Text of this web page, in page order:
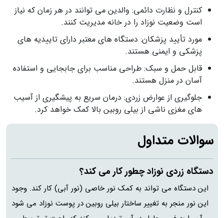
کنترل و نظارت دائمی: والدین می‌ توانند در هر زمان که نیاز
است وضعیت نوزاد را در خانه مدیریت کنند.
مورد تأیید پزشکان: دستگاه‌ های معتبر دارای تاییدیه‌ های
پزشکی و ایمنی هستند.
قابل حمل و سبک: طراحی مناسب برای جابجایی و استفاده
آسان در منزل هستند.
جلوگیری از عوارض زردی: درمان سریع به پیشگیری از آسیب‌
های مغزی ناشی از بیلی‌ روبین بالا کمک خواهد کرد.
سوالات متداول
دستگاه زردی نوزاد چطور کار می‌ کند؟
این دستگاه می تواند به کمک نور خاصی (نور آبی) کار کند. وجود
این نور منجر به تغییر ساختار بیلی‌ روبین در پوست نوزاد می‌ شود